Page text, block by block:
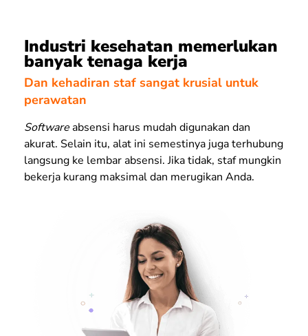
Industri kesehatan memerlukan
banyak tenaga kerja
Dan kehadiran staf sangat krusial untuk
perawatan
Softwareabsensi harus mudah digunakan dan
akurat. Selain itu, alat ini semestinya juga terhubung
langsung ke lembar absensi. Jika tidak, staf mungkin
bekerja kurang maksimal dan merugikan Anda.